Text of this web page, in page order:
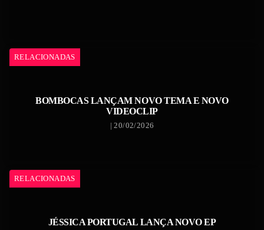
RELACIONADAS
BOMBOCAS LANÇAM NOVO TEMA E NOVO
VIDEOCLIP
| 20/02/2026
RELACIONADAS
JÉSSICA PORTUGAL LANÇA NOVO EP